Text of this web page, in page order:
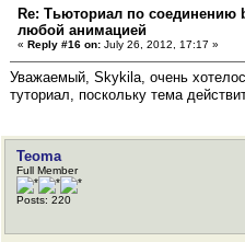
Re: Тьюториал по соединению
любой анимацией
« Reply #16 on: July 26, 2012, 17:17 »
Уважаемый, Skykila, очень
туториал, поскольку тема
Teoma
Full Member
Posts: 220